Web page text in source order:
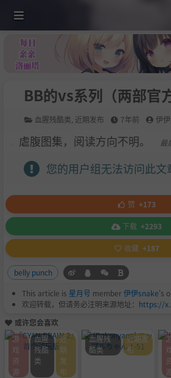
BB的vs系列（两部官
血腥残酷类 近期发布 7年前 伊
虐腹图集，阅读方向不明。 最
您的用户组无法访问此文
赞 +173
下载 +2293
收藏 +187
belly punch
This article is 星月号 member伊伊snake's
欢迎转载，但请务必注明来源地址： https://
或许您会喜欢
游
戏
资
源
血腥
残酷
类
近
期
发
布
血腥残
酷类
近期发
布
戏
资